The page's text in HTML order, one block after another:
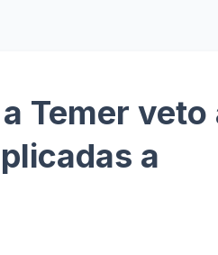
Temer veto
a